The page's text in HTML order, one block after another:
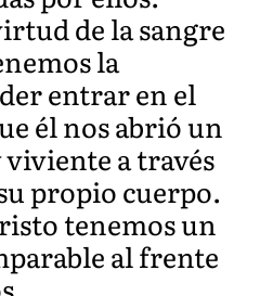
de la sangre
la
entrar en el
él nos abrió un
a través
propio cuerpo.
tenemos un
al frente